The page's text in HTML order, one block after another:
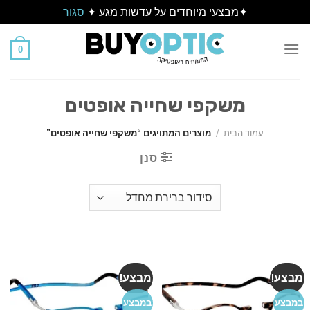
✦מבצעי מיוחדים על עדשות מגע ✦ סגור
0
משקפי שחייה אופטים
עמוד הבית / מוצרים המתויגים “משקפי שחייה אופטים”
סנן
מבצע!
במבצע
מבצע!
במבצע